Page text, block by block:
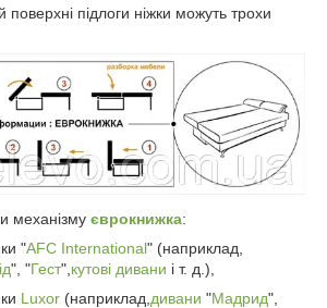
поверхні підлоги ніжки можуть трохи
механізму єврокнижка:
"AFC International" (наприклад,
", "Гест", кутові дивани і т. д.),
Luxor (наприклад, дивани "Мадрид",